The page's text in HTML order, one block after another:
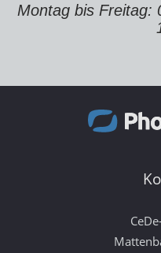
Montag bis Freitag: